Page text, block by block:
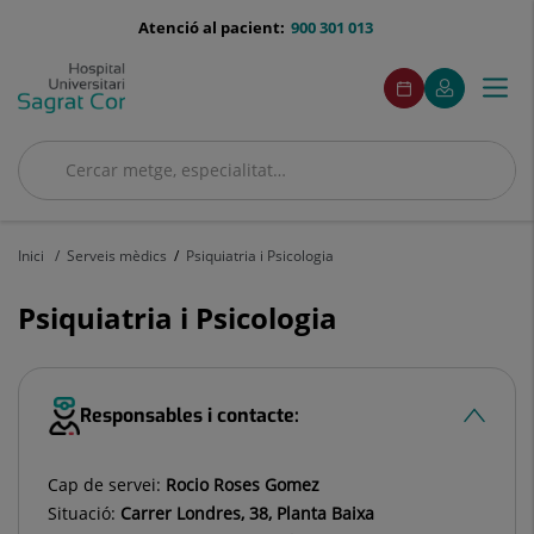
menu-
900 301 013
Atenció al pacient:
Cercar
Cercar
menuAcceso
Demaneu
cita
Aquest
enllaç
s'obrirà
una
El
meu
Aquest
enllaç
s'obrirà
una
finestra
Menú
Inici Serveis mèdics Psiquiatria i Psicologia
Psiquiatria i Psicologia
Responsables i contacte:
Cap de servei: Rocio Roses Gomez
Situació: Carrer Londres, 38, Planta Baixa